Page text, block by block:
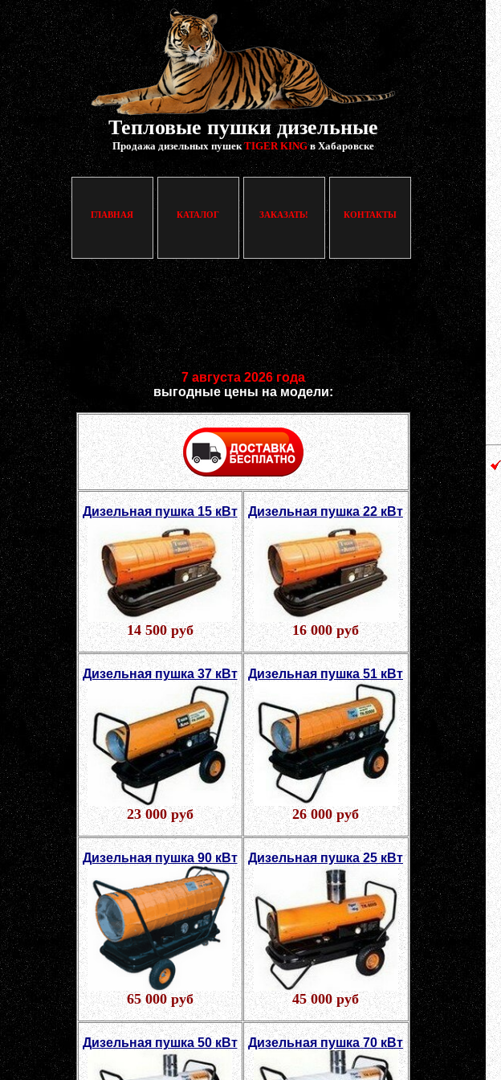
Тепловые пушки дизельные
Продажа дизельных пушекTIGER KINGв Хабаровске
ГЛАВНАЯ КАТАЛОГ ЗАКАЗАТЬ! КОНТАКТЫ
7 августа 2026 года
выгодные цены на модели:
Дизельная пушка 15 кВт
14 500 руб
Дизельная пушка 22 кВт
16 000 руб
Дизельная пушка 37 кВт
23 000 руб
Дизельная пушка 51 кВт
26 000 руб
Дизельная пушка 90 кВт
65 000 руб
Дизельная пушка 25 кВт
45 000 руб
Дизельная пушка 50 кВт Дизельная пушка 70 кВт